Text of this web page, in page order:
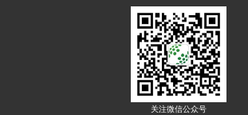
关注微信公众号